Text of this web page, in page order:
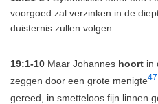
voorgoed zal verzinken in de
duisternis zullen volgen.
19:1-10 Maar Johannes hoort in
zeggen door een grote menigte47
gereed, in smetteloos fijn linnen